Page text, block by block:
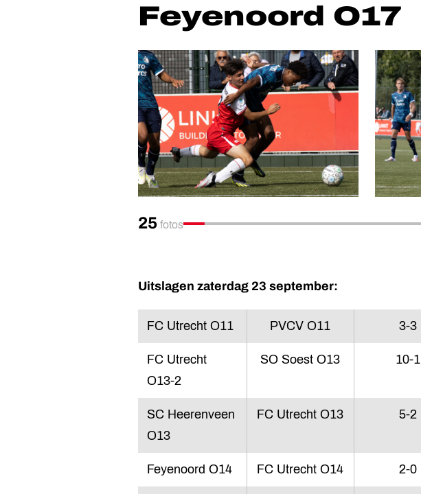
Feyenoord O17
25fotos
Uitslagen zaterdag 23 september:
FC Utrecht O11 PVCV O11 3-3
FC Utrecht
O13-2
SO Soest O13 10-1
SC Heerenveen
O13
FC Utrecht O13 5-2
Feyenoord O14 FC Utrecht O14 2-0